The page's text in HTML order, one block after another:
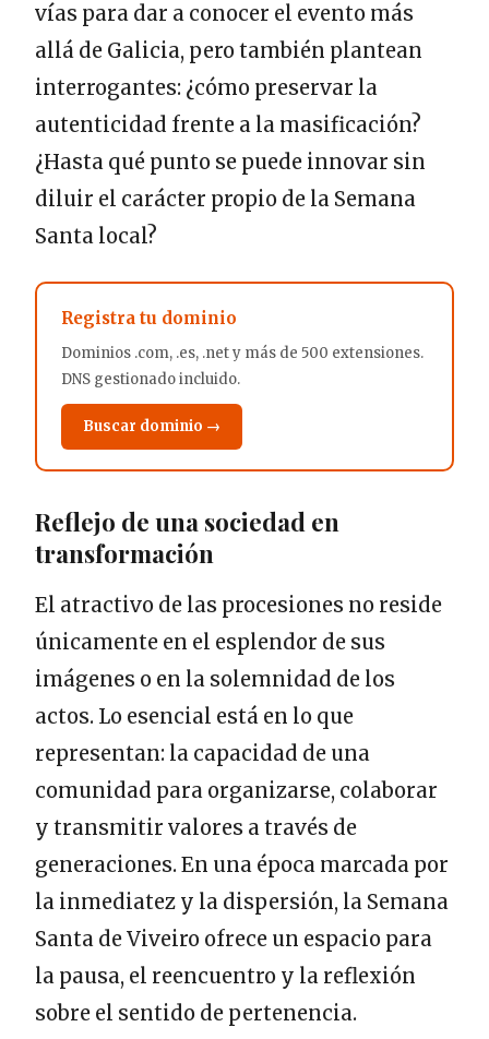
vías para dar a conocer el evento más
allá de Galicia, pero también plantean
interrogantes: ¿cómo preservar la
autenticidad frente a la masificación?
¿Hasta qué punto se puede innovar sin
diluir el carácter propio de la Semana
Santa local?
Registra tu dominio
Dominios .com, .es, .net y más de 500 extensiones.
DNS gestionado incluido.
Buscar dominio →
Reflejo de una sociedad en
transformación
El atractivo de las procesiones no reside
únicamente en el esplendor de sus
imágenes o en la solemnidad de los
actos. Lo esencial está en lo que
representan: la capacidad de una
comunidad para organizarse, colaborar
y transmitir valores a través de
generaciones. En una época marcada por
la inmediatez y la dispersión, la Semana
Santa de Viveiro ofrece un espacio para
la pausa, el reencuentro y la reflexión
sobre el sentido de pertenencia.